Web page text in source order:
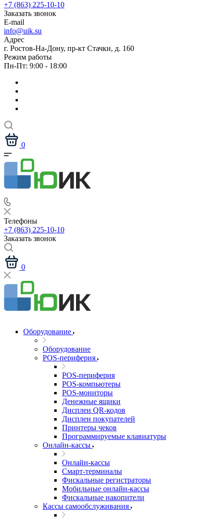
+7 (863) 225-10-10
Заказать звонок
E-mail
info@uik.su
Адрес
г. Ростов-На-Дону, пр-кт Стачки, д. 160
Режим работы
Пн-Пт: 9:00 - 18:00
0
Телефоны
+7 (863) 225-10-10
Заказать звонок
0
Оборудование
Оборудование
POS-периферия
POS-периферия
POS-компьютеры
POS-мониторы
Денежные ящики
Дисплеи QR-кодов
Дисплеи покупателей
Принтеры чеков
Программируемые клавиатуры
Онлайн-кассы
Онлайн-кассы
Смарт-терминалы
Фискальные регистраторы
Мобильные онлайн-кассы
Фискальные накопители
Кассы самообслуживания